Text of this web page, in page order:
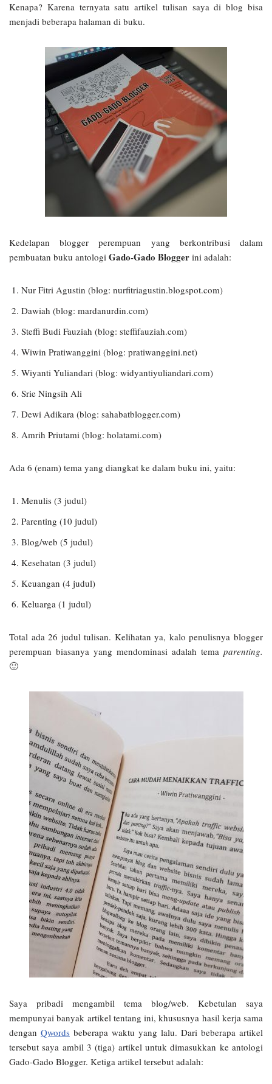
Kenapa? Karena ternyata satu artikel tulisan saya di blog bisa
menjadi beberapa halaman di buku.
Kedelapan blogger perempuan yang berkontribusi dalam
pembuatan buku antologi Gado-Gado Blogger ini adalah:
Nur Fitri Agustin (blog: nurfitriagustin.blogspot.com)
Dawiah (blog: mardanurdin.com)
Steffi Budi Fauziah (blog: steffifauziah.com)
Wiwin Pratiwanggini (blog: pratiwanggini.net)
Wiyanti Yuliandari (blog: widyantiyuliandari.com)
Srie Ningsih Ali
Dewi Adikara (blog: sahabatblogger.com)
Amrih Priutami (blog: holatami.com)
Ada 6 (enam) tema yang diangkat ke dalam buku ini, yaitu:
Menulis (3 judul)
Parenting (10 judul)
Blog/web (5 judul)
Kesehatan (3 judul)
Keuangan (4 judul)
Keluarga (1 judul)
Total ada 26 judul tulisan. Kelihatan ya, kalo penulisnya blogger
perempuan biasanya yang mendominasi adalah tema parenting.
🙂
Saya pribadi mengambil tema blog/web. Kebetulan saya
mempunyai banyak artikel tentang ini, khususnya hasil kerja sama
dengan Qwords beberapa waktu yang lalu. Dari beberapa artikel
tersebut saya ambil 3 (tiga) artikel untuk dimasukkan ke antologi
Gado-Gado Blogger. Ketiga artikel tersebut adalah: